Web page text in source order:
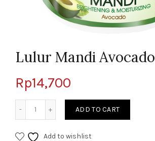
Lulur Mandi Avocado
Rp14,700
Quantity
ADD TO CART
Add to wishlist